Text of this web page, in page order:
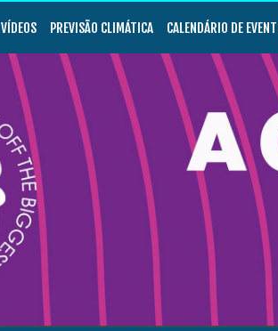
VÍDEOS PREVISÃO CLIMÁTICA CALENDÁRIO DE